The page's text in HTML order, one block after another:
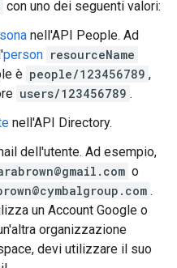
con uno dei seguenti valori:
nell'API People. Ad
person resourceName
è people/123456789 ,
users/123456789 .
nell'API Directory.
dell'utente. Ad esempio,
o
.
un Account Google o
organizzazione
devi utilizzare il suo